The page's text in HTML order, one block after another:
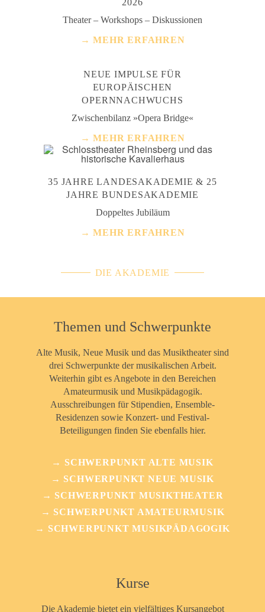
2026
Theater – Workshops – Diskussionen
→ MEHR ERFAHREN
NEUE IMPULSE FÜR
EUROPÄISCHEN
OPERNNACHWUCHS
Zwischenbilanz »Opera Bridge«
→ MEHR ERFAHREN
35 JAHRE LANDESAKADEMIE & 25
JAHRE BUNDESAKADEMIE
Doppeltes Jubiläum
→ MEHR ERFAHREN
DIE AKADEMIE
Themen und Schwerpunkte
Alte Musik, Neue Musik und das Musiktheater sind
drei Schwerpunkte der musikalischen Arbeit.
Weiterhin gibt es Angebote in den Bereichen
Amateurmusik und Musikpädagogik.
Ausschreibungen für Stipendien, Ensemble-
Residenzen sowie Konzert- und Festival-
Beteiligungen finden Sie ebenfalls hier.
→ SCHWERPUNKT ALTE MUSIK
→ SCHWERPUNKT NEUE MUSIK
→ SCHWERPUNKT MUSIKTHEATER
→ SCHWERPUNKT AMATEURMUSIK
→ SCHWERPUNKT MUSIKPÄDAGOGIK
Kurse
Die Akademie bietet ein vielfältiges Kursangebot